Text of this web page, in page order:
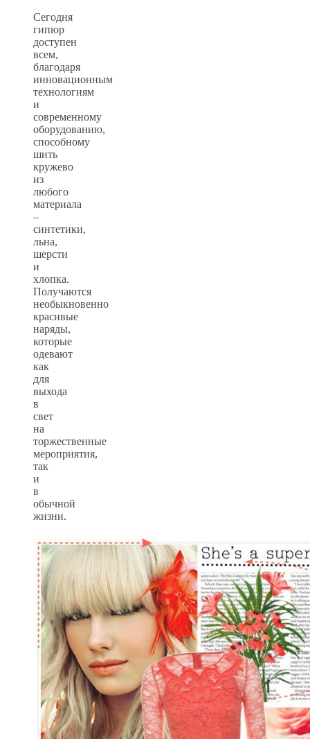
Сегодня
гипюр
доступен
всем,
благодаря
инновационным
технологиям
и
современному
оборудованию,
способному
шить
кружево
из
любого
материала
–
синтетики,
льна,
шерсти
и
хлопка.
Получаются
необыкновенно
красивые
наряды,
которые
одевают
как
для
выхода
в
свет
на
торжественные
мероприятия,
так
и
в
обычной
жизни.